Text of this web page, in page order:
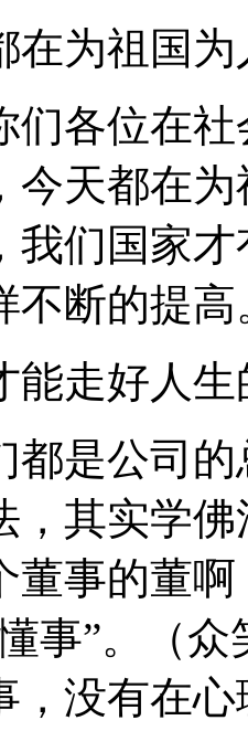
为祖国为
各位在社
今天都在
我们国家
不断的提高
走好人生
是公司的
，其实学
董事的董
事”。（
，没有在